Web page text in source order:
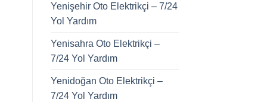
Yenişehir Oto Elektrikçi – 7/24
Yol Yardım
Yenisahra Oto Elektrikçi –
7/24 Yol Yardım
Yenidoğan Oto Elektrikçi –
7/24 Yol Yardım